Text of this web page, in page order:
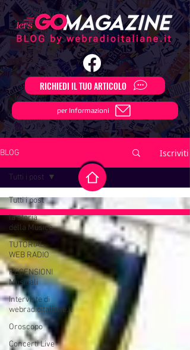
RICHIEDI IL TUO ARTICOLO
per Informazioni
BLOG Iscriviti
Tutti i post
la storia
della Musica
TUTORIAL
WEB RADIO
RECENSIONI
Musicali
Interviste di
webradioitaliane.it
Oroscopo
Concerti Live
Tutti i post